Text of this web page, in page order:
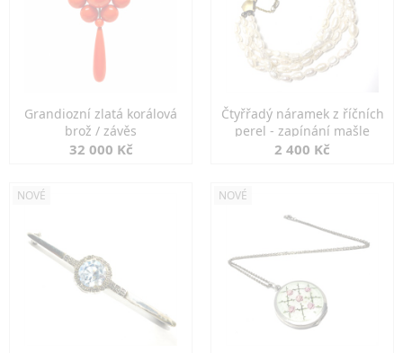
Grandiozní zlatá korálová
brož / závěs
32 000 Kč
Čtyřřadý náramek z říčních
perel - zapínání mašle
2 400 Kč
NOVÉ NOVÉ